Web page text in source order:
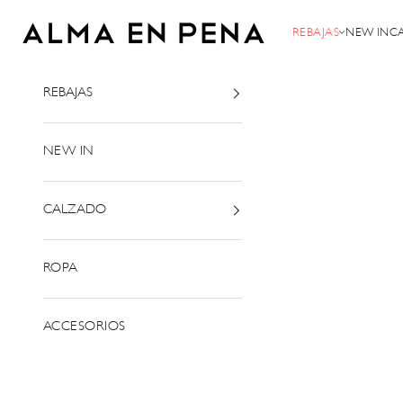
Alma en Pena
REBAJAS NEW IN
REBAJAS
NEW IN
CALZADO
ROPA
ACCESORIOS